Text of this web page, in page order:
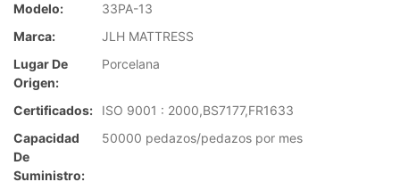
Modelo:
33PA-13
Marca:
JLH MATTRESS
Lugar De
Origen:
Porcelana
Certificados:
ISO 9001 : 2000,BS7177,FR1633
Capacidad
De
Suministro:
50000 pedazos/pedazos por mes